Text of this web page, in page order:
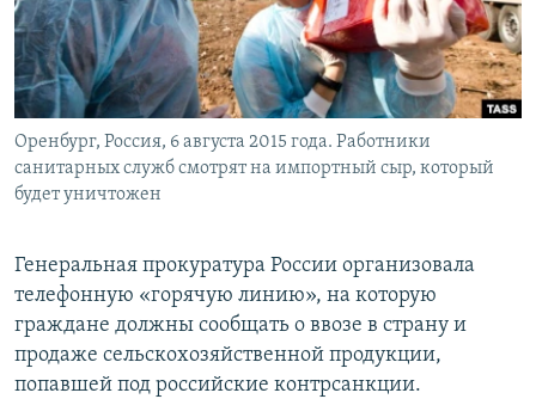
ПОБЕДИТЕЛЕЙ НЕ СУДЯТ?
КРЫМ.НЕПОКОРЕННЫЙ
ELIFBE
УКРАИНСКАЯ ПРОБЛЕМА КРЫМА
ПРИСОЕДИНЯЙТЕСЬ!
Все сайты RFE/RL
Оренбург, Россия, 6 августа 2015 года. Работники
санитарных служб смотрят на импортный сыр, который
будет уничтожен
Генеральная прокуратура России организовала
телефонную «горячую линию», на которую
граждане должны сообщать о ввозе в страну и
продаже сельскохозяйственной продукции,
попавшей под российские контрсанкции.